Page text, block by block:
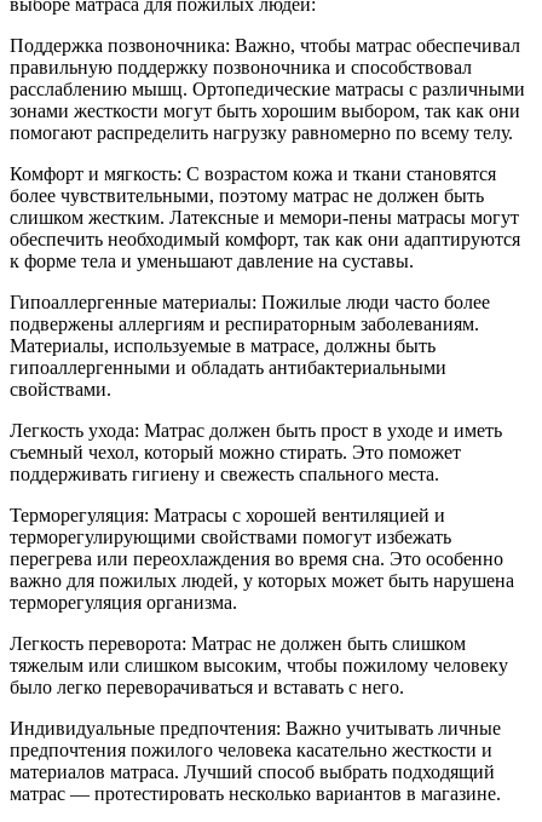
выборе матраса для пожилых людей:
Поддержка позвоночника: Важно, чтобы матрас обеспечивал
правильную поддержку позвоночника и способствовал
расслаблению мышц. Ортопедические матрасы с различными
зонами жесткости могут быть хорошим выбором, так как они
помогают распределить нагрузку равномерно по всему телу.
Комфорт и мягкость: С возрастом кожа и ткани становятся
более чувствительными, поэтому матрас не должен быть
слишком жестким. Латексные и мемори-пены матрасы могут
обеспечить необходимый комфорт, так как они адаптируются
к форме тела и уменьшают давление на суставы.
Гипоаллергенные материалы: Пожилые люди часто более
подвержены аллергиям и респираторным заболеваниям.
Материалы, используемые в матрасе, должны быть
гипоаллергенными и обладать антибактериальными
свойствами.
Легкость ухода: Матрас должен быть прост в уходе и иметь
съемный чехол, который можно стирать. Это поможет
поддерживать гигиену и свежесть спального места.
Терморегуляция: Матрасы с хорошей вентиляцией и
терморегулирующими свойствами помогут избежать
перегрева или переохлаждения во время сна. Это особенно
важно для пожилых людей, у которых может быть нарушена
терморегуляция организма.
Легкость переворота: Матрас не должен быть слишком
тяжелым или слишком высоким, чтобы пожилому человеку
было легко переворачиваться и вставать с него.
Индивидуальные предпочтения: Важно учитывать личные
предпочтения пожилого человека касательно жесткости и
материалов матраса. Лучший способ выбрать подходящий
матрас — протестировать несколько вариантов в магазине.